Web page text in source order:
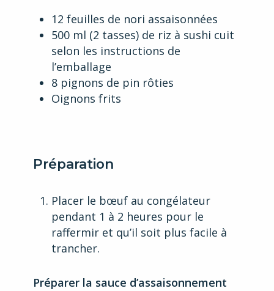
12 feuilles de nori assaisonnées
500 ml (2 tasses) de riz à sushi cuit
selon les instructions de
l’emballage
8 pignons de pin rôties
Oignons frits
Préparation
Placer le bœuf au congélateur
pendant 1 à 2 heures pour le
raffermir et qu’il soit plus facile à
trancher.
Préparer la sauce d’assaisonnement